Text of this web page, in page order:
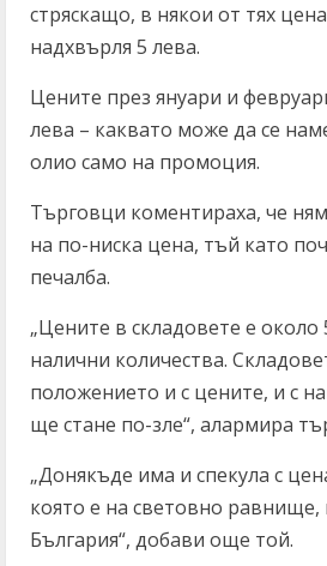
стряскащо, в някои от тях
надхвърля 5 лева.
Цените през януари и
лева – каквато може да се
олио само на промоция.
Търговци коментираха, че
на по-ниска цена, тъй като
печалба.
„Цените в складовете е
налични количества.
положението и с цените, и с
ще стане по-зле“, алармира
„Донякъде има и спекула с
която е на световно равнище,
България“, добави още той.